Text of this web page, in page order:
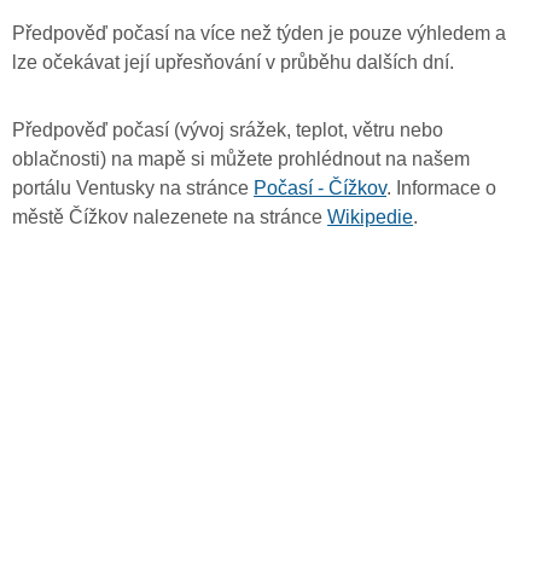
Předpověď počasí na více než týden je pouze výhledem a
lze očekávat její upřesňování v průběhu dalších dní.
Předpověď počasí (vývoj srážek, teplot, větru nebo
oblačnosti) na mapě si můžete prohlédnout na našem
portálu Ventusky na stránce Počasí - Čížkov. Informace o
městě Čížkov nalezenete na stránce Wikipedie.